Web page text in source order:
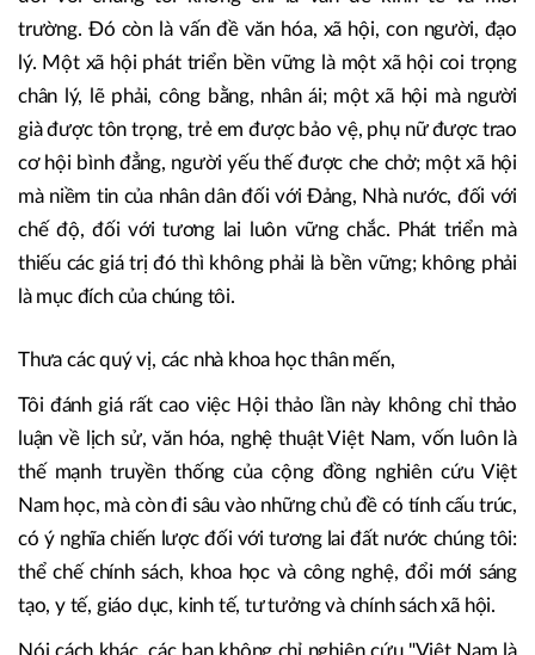
thoái đa dạng sinh học, cạn kiệt tài nguyên. Chúng tôi xác
định tăng trưởng xanh và phát triển bền vững là lựa chọn
chiến lược, không thể đảo ngược.
Tôi cũng muốn nhấn mạnh thêm rằng: phát triển bền vững
đối với chúng tôi không chỉ là vấn đề kinh tế và môi
trường. Đó còn là vấn đề văn hóa, xã hội, con người, đạo
lý. Một xã hội phát triển bền vững là một xã hội coi trọng
chân lý, lẽ phải, công bằng, nhân ái; một xã hội mà người
già được tôn trọng, trẻ em được bảo vệ, phụ nữ được trao
mà niềm tin của nhân dân đối với Đảng, Nhà nước, đối với
chế độ, đối với tương lai luôn vững chắc. Phát triển mà
thiếu các giá trị đó thì không phải là bền vững; không phải
là mục đích của chúng tôi.
Thưa các quý vị, các nhà khoa học thân mến,
Tôi đánh giá rất cao việc Hội thảo lần này không chỉ thảo
luận về lịch sử, văn hóa, nghệ thuật Việt Nam, vốn luôn là